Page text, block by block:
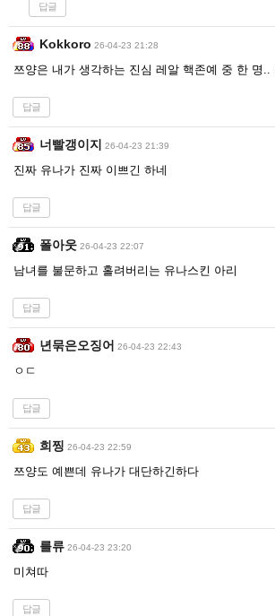
답글
Kokkoro 26-04-23 21:28
쯔양은 내가 생각하는 진심 레알 핵존예 중 한 명..
답글
너빨갱이지 26-04-23 21:39
진짜 유나가 진짜 이쁘긴 하네
답글
폴아웃 26-04-23 22:07
남녀를 불문하고 홀려버리는 유나스킨 아리
답글
년묶은오징어 26-04-23 22:43
ㅇㄷ
답글
희찡 26-04-23 22:59
쯔양도 예쁜데 유나가 대단하긴하다
답글
를류 26-04-23 23:20
미쳐따
답글